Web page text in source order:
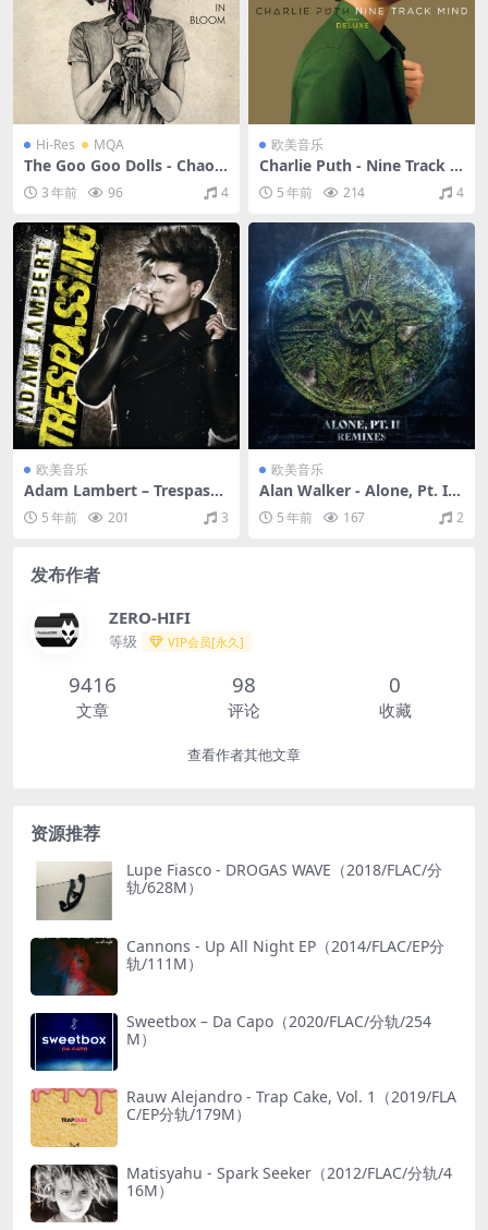
Hi-Res MQA
The Goo Goo Dolls - Chaos
In Bloom（2022/FLAC/分
轨/512M）(MQA/24bit/48k
Hz)
3 年前 96 4
欧美音乐
Charlie Puth - Nine Track M
ind (Deluxe Edition)（2016/
FLAC/分轨/370M）
5 年前 214 4
欧美音乐
Adam Lambert – Trespassi
ng（2012/FLAC/分轨/307
M）5 年前 201 3
欧美音乐
Alan Walker - Alone, Pt. II
(Remixes)（2020/FLAC/EP
分轨/170M）
5 年前 167 2
发布作者
ZERO-HIFI
等级 VIP会员[永久]
9416
文章
98
评论
0
收藏
查看作者其他文章
资源推荐
Lupe Fiasco - DROGAS WAVE（2018/FLAC/分
轨/628M）
Cannons - Up All Night EP（2014/FLAC/EP分
轨/111M）
Sweetbox – Da Capo（2020/FLAC/分轨/254
M）
Rauw Alejandro - Trap Cake, Vol. 1（2019/FLA
C/EP分轨/179M）
Matisyahu - Spark Seeker（2012/FLAC/分轨/4
16M）